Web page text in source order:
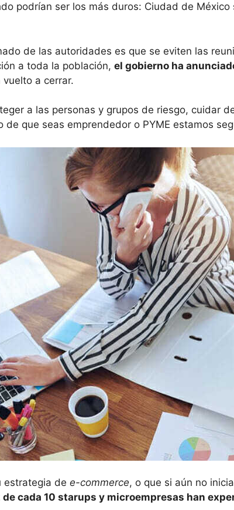
podrían ser los más duros: Ciudad de
de las autoridades es que se eviten las
a toda la población, el gobierno ha
a cerrar.
a las personas y grupos de riesgo, cuidar
que seas emprendedor o PYME estamos
estrategia de e-commerce, o que si aún no
de cada 10 starups y microempresas han